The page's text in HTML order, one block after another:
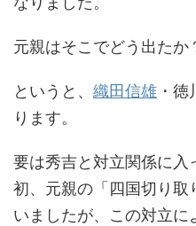
元親はそこでどう出たか
というと、 織田信雄 ・
ります。
要は秀吉と対立関係に入
初、元親の「四国切り取
いましたが、この対立に